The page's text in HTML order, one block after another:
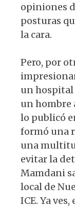
opiniones
posturas
la cara.
Pero, por
un hospital
un hombre
lo publicó
formó una
una
evitar la
Mamdani
local de
ICE. Ya